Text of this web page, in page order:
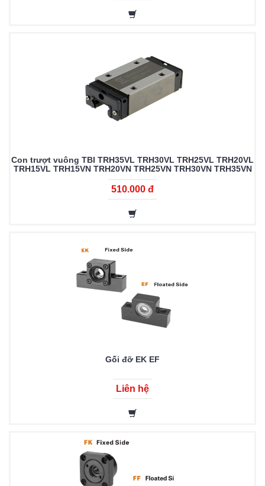
Con trượt vuông TBI TRH35VL TRH30VL TRH25VL TRH20VL
TRH15VL TRH15VN TRH20VN TRH25VN TRH30VN TRH35VN
510.000 đ
Gối đỡ EK EF
Liên hệ